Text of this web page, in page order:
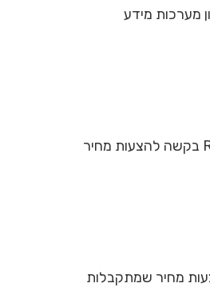
מערכות מידע
מחיר שמתקבלות